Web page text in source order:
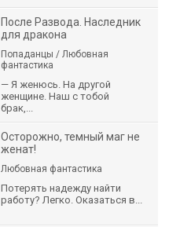
После Развода. Наследник
для дракона
Попаданцы / Любовная
фантастика
— Я женюсь. На другой
женщине. Наш с тобой
брак,...
Осторожно, темный маг не
женат!
Любовная фантастика
Потерять надежду найти
работу? Легко. Оказаться в...